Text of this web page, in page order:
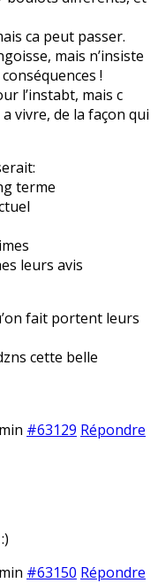
ca peut passer.
mais n’insiste
!
l’instabt, mais c
vivre, de la façon qui
terme
leurs avis
fait portent leurs
cette belle
#63129 Répondre
#63150 Répondre